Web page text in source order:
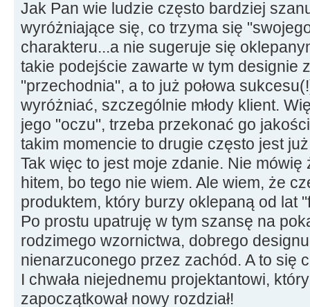
Jak Pan wie ludzie często bardziej
wyróżniające się, co trzyma się
charakteru...a nie sugeruje się
takie podejście zawarte w tym designie
"przechodnia", a to już połowa
wyróżniać, szczególnie młody klient.
jego "oczu", trzeba przekonać go
takim momencie to drugie często jest już
Tak więc to jest moje zdanie. Nie mówię
hitem, bo tego nie wiem. Ale wiem, że
produktem, który burzy oklepaną od lat
Po prostu upatruję w tym szansę na
rodzimego wzornictwa, dobrego
nienarzuconego przez zachód. A to się
I chwała niejednemu projektantowi,
zapoczątkował nowy rozdział!